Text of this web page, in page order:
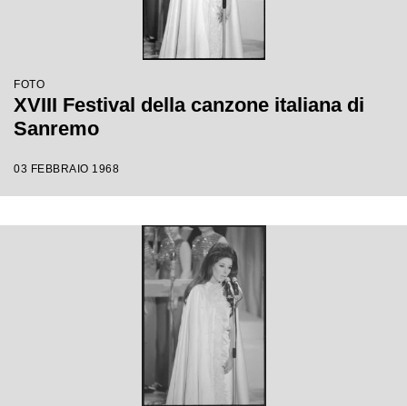
FOTO
XVIII Festival della canzone italiana di
Sanremo
03 FEBBRAIO 1968